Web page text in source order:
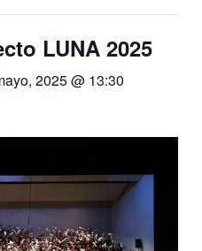
LUNA 2025
2025 @ 13:30